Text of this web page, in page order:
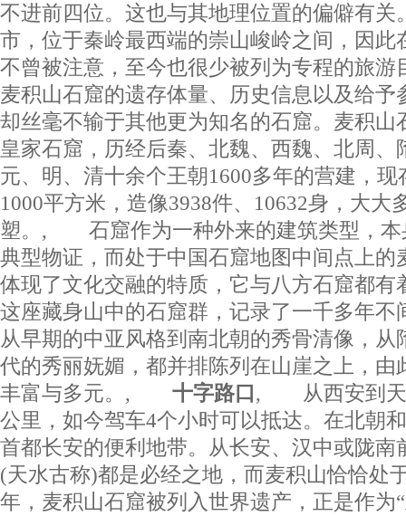
不进前四位。这也与其地理位置的偏僻有关
市，位于秦岭最西端的崇山峻岭之间，因此
不曾被注意，至今也很少被列为专程的
麦积山石窟的遗存体量、历史信息以及给予
却丝毫不输于其他更为知名的石窟。麦积山
皇家石窟，历经后秦、北魏、西魏、北周、
元、明、清十余个王朝1600多年的营建，
1000平方米，造像3938件、10632身，大大
塑。, 石窟作为一种外来的建筑类型，本
典型物证，而处于中国石窟地图中间点上的
体现了文化交融的特质，它与八方石窟都有
这座藏身山中的石窟群，记录了一千多年不
从早期的中亚风格到南北朝的秀骨清像，从
代的秀丽妩媚，都并排陈列在山崖之上，由
丰富与多元。, 十字路口, 从西安到天
公里，如今驾车4个小时可以抵达。在北朝
首都长安的便利地带。从长安、汉中或陇南
(天水古称)都是必经之地，而麦积山恰恰处
年，麦积山石窟被列入世界遗产，正是作